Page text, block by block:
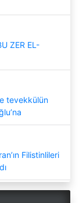
ZER EL-
tevekkülün
Filistinlileri